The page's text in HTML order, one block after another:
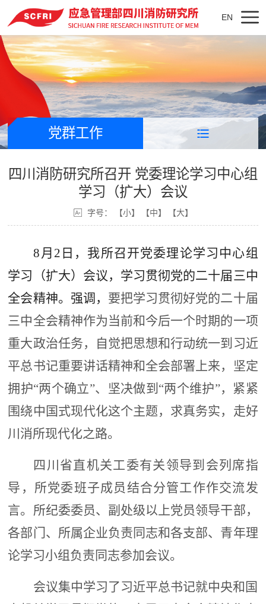
EN
党群工作
四川消防研究所召开 党委理论学习中心组
学习（扩大）会议
字号： 【小】 【中】 【大】
8 月 2 日， 我所召开党委理论学习中心组
学习（扩大）会议，学习贯彻党的二十届三中
全会精神。强调， 要把学习贯彻好党的二十届
三中全会精神作为当前和今后一个时期的一项
重大政治任务，
自觉把思想和行动统一到习近
平总书记重要讲话精神和全会部署上来，坚定
拥护“两个确立”、坚决做到 “两个维护”， 紧紧
围绕中国式现代化这个主题，求真务实，走好
川消所现代化之路。
四川省直机关工委有关领导到会列席指
导，所党委班子成员结合分管工作作交流发
言。所纪委委员、副处级以上党员领导干部，
各部门、所属企业负责同志和各支部、青年理
论学习小组负责同志参加会议。
会议集中学习了习近平总书记就中央和国